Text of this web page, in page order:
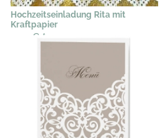
Hochzeitseinladung Rita mit
Kraftpapier
2,49 € *